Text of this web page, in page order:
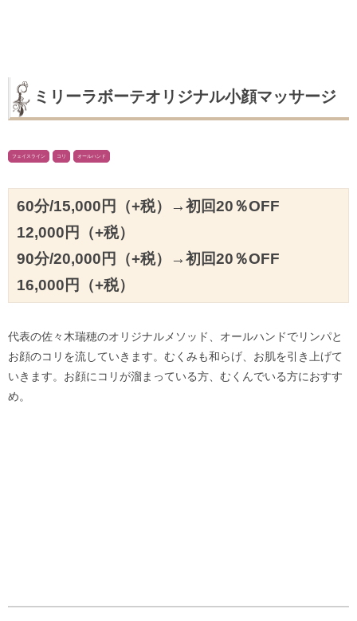
ミリーラボーテオリジナル小顔マッサージ
フェイスライン コリ オールハンド
60分/15,000円（+税）→初回20％OFF
12,000円（+税）
90分/20,000円（+税）→初回20％OFF
16,000円（+税）
代表の佐々木瑞穂のオリジナルメソッド、オールハンドでリンパと
お顔のコリを流していきます。むくみも和らげ、お肌を引き上げて
いきます。お顔にコリが溜まっている方、むくんでいる方におすす
め。